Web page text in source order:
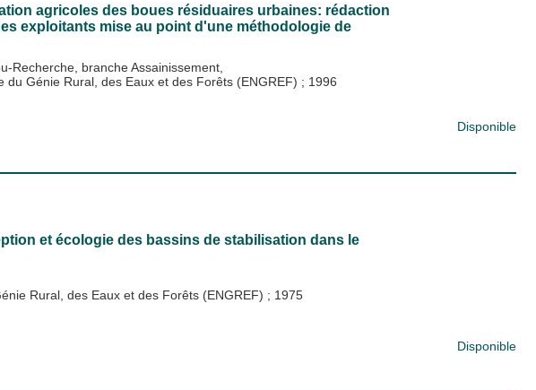
agricoles des boues résiduaires urbaines: rédaction
exploitants mise au point d'une méthodologie de
Recherche, branche Assainissement,
du Génie Rural, des Eaux et des Forêts (ENGREF) ; 1996
Disponible
et écologie des bassins de stabilisation dans le
Rural, des Eaux et des Forêts (ENGREF) ; 1975
Disponible